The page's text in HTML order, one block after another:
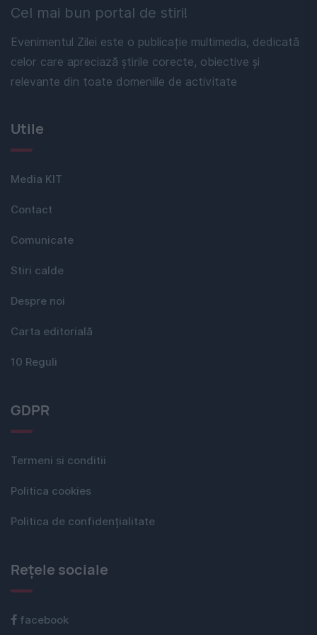
Cel mai bun portal de stiri!
Evenimentul Zilei este o publicație multimedia, dedicată
celor care apreciază știrile corecte, obiective și
relevante din toate domeniile de activitate
Utile
Media KIT
Contact
Comunicate
Stiri calde
Despre noi
Carta editorială
10 Reguli
GDPR
Termeni si conditii
Politica cookies
Politica de confidențialitate
Rețele sociale
facebook